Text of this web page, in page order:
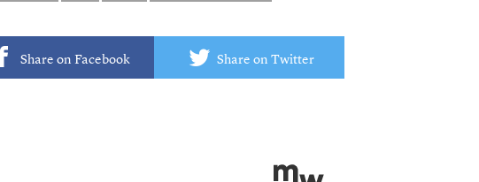
Share on Facebook Share on Twitter